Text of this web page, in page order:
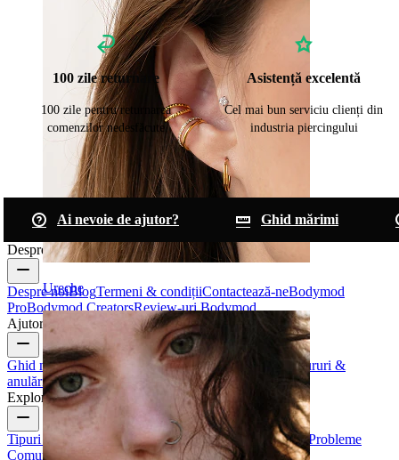
Ureche
100 zile returnare
100 zile pentru returnarea
comenzilor nedesfăcute
Asistență excelentă
Cel mai bun serviciu clienți din
industria piercingului
Ai nevoie de ajutor?
Ghid mărimi
Despre Bodymod
Despre noiBlogTermeni & condițiiContactează-neBodymod
ProBodymod CreatorsReview-uri Bodymod
Ajutor & info
Ghid mărimiUrmărește comandaInformații livrare
Retururi &
anulăriPlatăContul meu
Bodymod support
Explorează
Tipuri de Bijuterii PiercingMateriale Bijuterii PiercingProbleme
Comune ale Piercingurilor și Îngrijirea de După